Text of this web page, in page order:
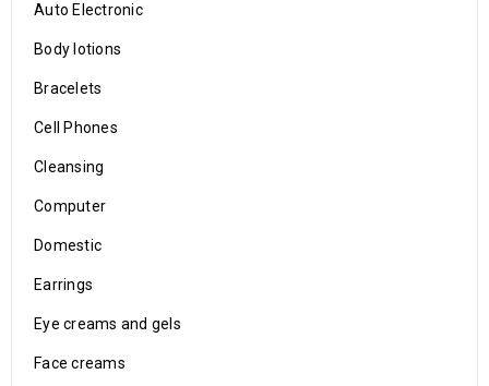
Auto Electronic
Body lotions
Bracelets
Cell Phones
Cleansing
Computer
Domestic
Earrings
Eye creams and gels
Face creams